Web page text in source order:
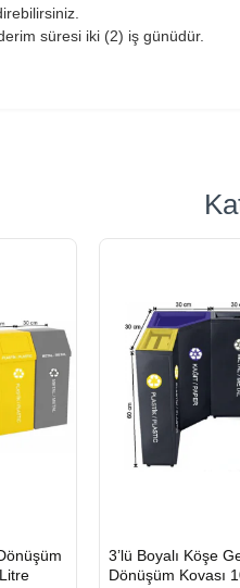
süresi iki (2) iş günüdür.
GÖNDERİ
3’lü Boyalı Köşe
Dönüşüm Kovası